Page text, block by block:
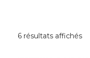
6 résultats affichésTrié